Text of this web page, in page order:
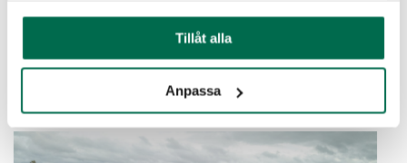
Tillåt alla
Anpassa